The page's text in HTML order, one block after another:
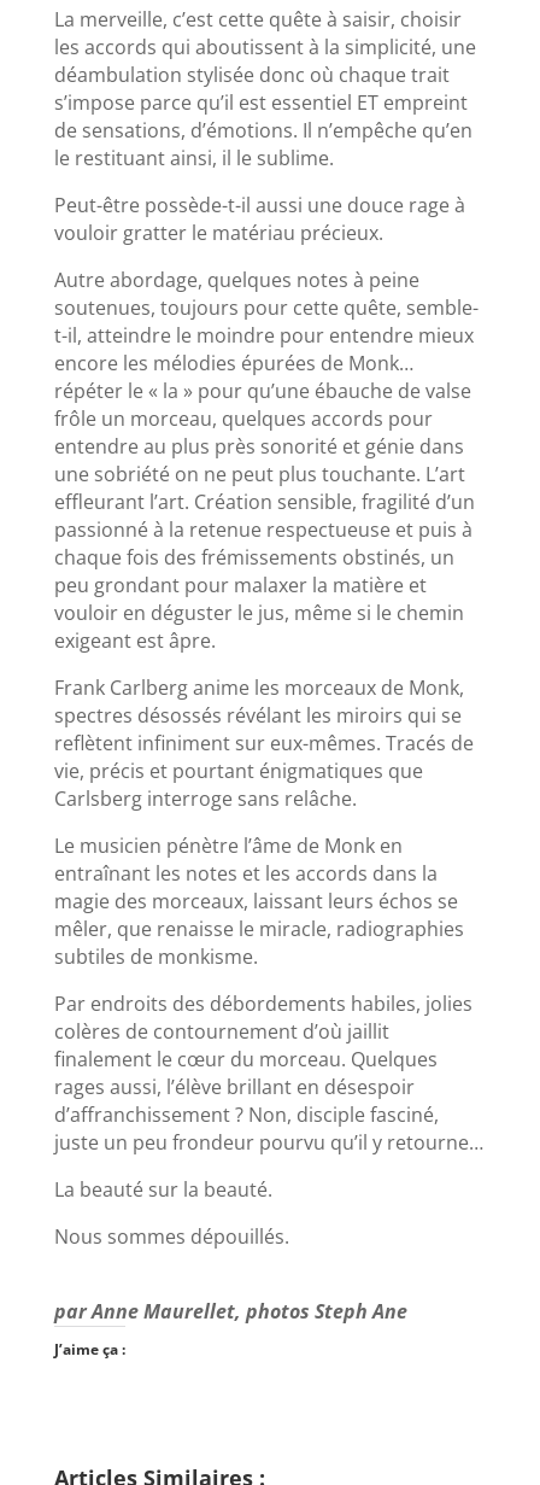
La merveille, c’est cette quête à saisir, choisir
les accords qui aboutissent à la simplicité, une
déambulation stylisée donc où chaque trait
s’impose parce qu’il est essentiel ET empreint
de sensations, d’émotions. Il n’empêche qu’en
le restituant ainsi, il le sublime.
Peut-être possède-t-il aussi une douce rage à
vouloir gratter le matériau précieux.
Autre abordage, quelques notes à peine
soutenues, toujours pour cette quête, semble-
t-il, atteindre le moindre pour entendre mieux
encore les mélodies épurées de Monk…
répéter le « la » pour qu’une ébauche de valse
frôle un morceau, quelques accords pour
entendre au plus près sonorité et génie dans
une sobriété on ne peut plus touchante. L’art
effleurant l’art. Création sensible, fragilité d’un
passionné à la retenue respectueuse et puis à
chaque fois des frémissements obstinés, un
peu grondant pour malaxer la matière et
vouloir en déguster le jus, même si le chemin
exigeant est âpre.
Frank Carlberg anime les morceaux de Monk,
spectres désossés révélant les miroirs qui se
reflètent infiniment sur eux-mêmes. Tracés de
vie, précis et pourtant énigmatiques que
Carlsberg interroge sans relâche.
Le musicien pénètre l’âme de Monk en
entraînant les notes et les accords dans la
magie des morceaux, laissant leurs échos se
mêler, que renaisse le miracle, radiographies
subtiles de monkisme.
Par endroits des débordements habiles, jolies
colères de contournement d’où jaillit
finalement le cœur du morceau. Quelques
rages aussi, l’élève brillant en désespoir
d’affranchissement ? Non, disciple fasciné,
juste un peu frondeur pourvu qu’il y retourne…
La beauté sur la beauté.
Nous sommes dépouillés.
par Anne Maurellet, photos Steph Ane
J’aime ça :
Articles Similaires :